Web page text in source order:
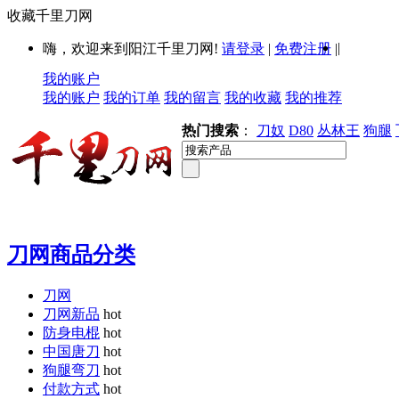
收藏千里刀网
嗨，欢迎来到阳江千里刀网! 请登录 | 免费注册 ||
我的账户
我的账户 我的订单 我的留言 我的收藏 我的推荐
热门搜索 ： 刀奴 D80 丛林王 狗腿
刀网商品分类
刀网
刀网新品 hot
防身电棍 hot
中国唐刀 hot
狗腿弯刀 hot
付款方式 hot